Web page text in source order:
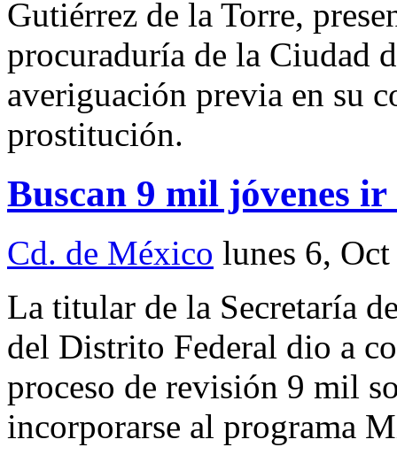
Gutiérrez de la Torre,
procuraduría de la Ciudad
averiguación previa en su
prostitución.
Buscan 9 mil jóvenes
Cd. de México lunes 6,
La titular de la Secretaría
del Distrito Federal dio a
proceso de revisión 9 mil
incorporarse al programa